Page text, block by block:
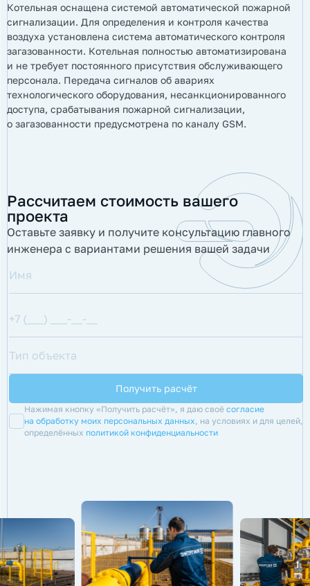
Котельная оснащена системой автоматической пожарной
сигнализации. Для определения и контроля качества
воздуха установлена система автоматического контроля
загазованности. Котельная полностью автоматизирована
и не требует постоянного присутствия обслуживающего
персонала. Передача сигналов об авариях
технологического оборудования, несанкционированного
доступа, срабатывания пожарной сигнализации,
о загазованности предусмотрена по каналу GSM.
Рассчитаем стоимость вашего
проекта
Оставьте заявку и получите консультацию главного
инженера с вариантами решения вашей задачи
Нажимая кнопку «Получить расчёт», я даю своё согласие
на обработку моих персональных данных, на условиях и для целей,
определённых политикой конфиденциальности